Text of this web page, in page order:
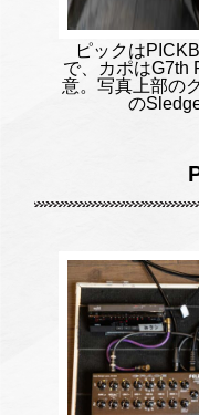
ピックは
で、カポはG7th
意。写真上部の
の